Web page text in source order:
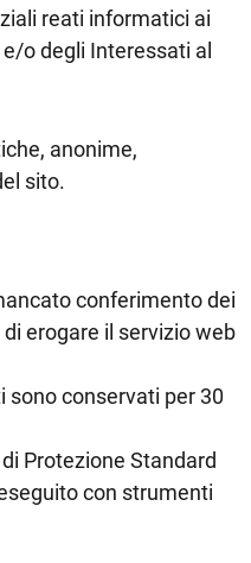
reati informatici ai
o degli Interessati al
anonime,
sito.
conferimento dei
erogare il servizio web
sono conservati per 30
Protezione Standard
con strumenti